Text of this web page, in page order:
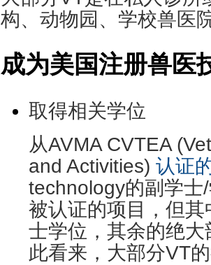
构、动物园、学校兽医
成为美国注册兽医
取得相关学位
从AVMA CVTEA
and Activities) 认证
technology的副学士
被认证的项目，但
士学位，其余的绝
此看来，大部分VT